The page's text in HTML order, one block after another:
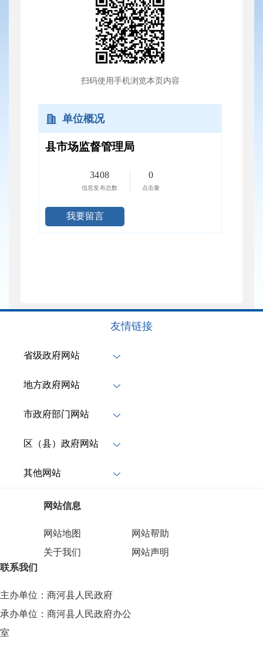
扫码使用手机浏览本页内容
单位概况
县市场监督管理局
3408
信息发布总数
0
点击量
我要留言
友情链接
省级政府网站
地方政府网站
市政府部门网站
区（县）政府网站
其他网站
网站信息
网站地图
网站帮助
关于我们
网站声明
联系我们
主办单位：商河县人民政府
承办单位：商河县人民政府办公
室